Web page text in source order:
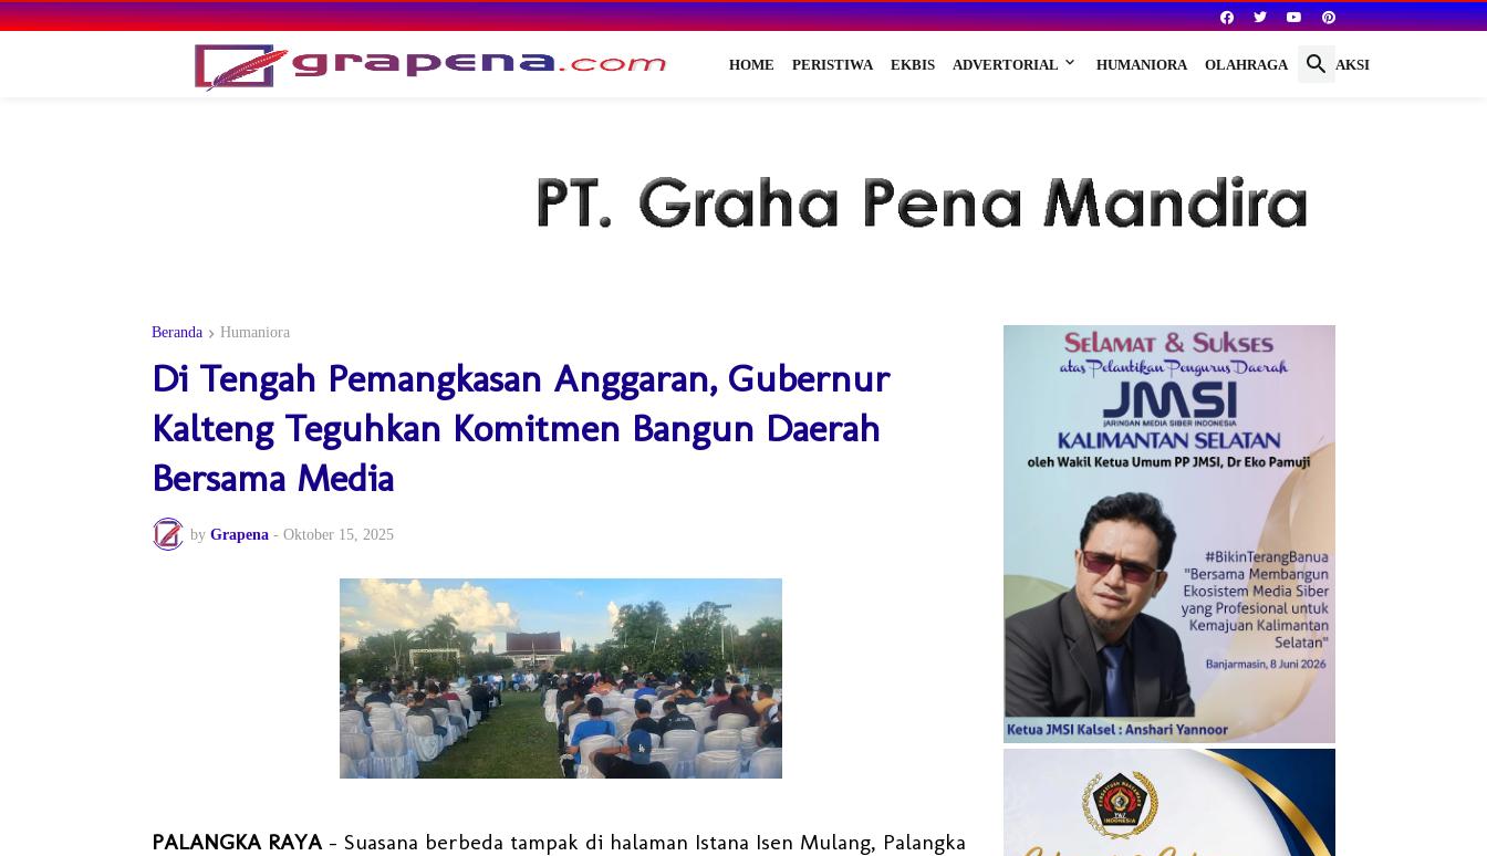
HOME PERISTIWA EKBIS ADVERTORIAL HUMANIORA OLAHRAGA REDAKSI
Beranda Humaniora
Di Tengah Pemangkasan Anggaran, Gubernur
Kalteng Teguhkan Komitmen Bangun Daerah
Bersama Media
by Grapena - Oktober 15, 2025
PALANGKA RAYA – Suasana berbeda tampak di halaman Istana Isen Mulang, Palangka